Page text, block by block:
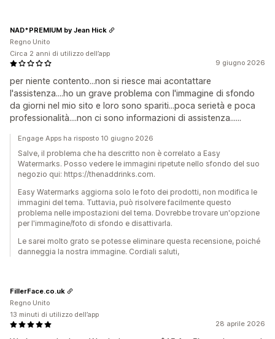
9 giugno 2026
per niente contento...non si riesce mai acontattare
l'assistenza....ho un grave problema con l'immagine di sfondo
da giorni nel mio sito e loro sono spariti...poca serietà e poca
professionalità....non ci sono informazioni di assistenza......
NAD*PREMIUM by Jean Hick
Regno Unito
Circa 2 anni di utilizzo dell’app
Engage Apps ha risposto 10 giugno 2026
Salve, il problema che ha descritto non è correlato a Easy
Watermarks. Posso vedere le immagini ripetute nello sfondo del suo
negozio qui: https://thenaddrinks.com.
Easy Watermarks aggiorna solo le foto dei prodotti, non modifica le
immagini del tema. Tuttavia, può risolvere facilmente questo
problema nelle impostazioni del tema. Dovrebbe trovare un'opzione
per l'immagine/foto di sfondo e disattivarla.
Le sarei molto grato se potesse eliminare questa recensione, poiché
danneggia la nostra immagine. Cordiali saluti,
28 aprile 2026
FillerFace.co.uk
Regno Unito
13 minuti di utilizzo dell’app